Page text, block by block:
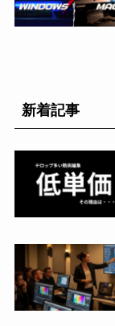
新着記事